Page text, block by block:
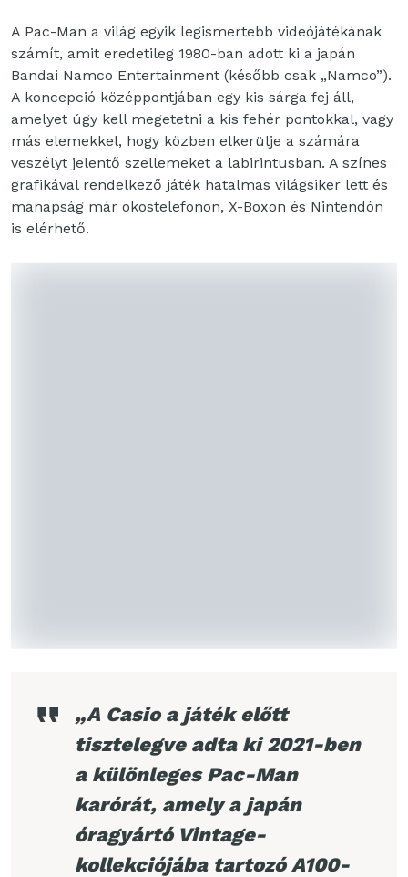
A Pac-Man a világ egyik legismertebb videójátékának
számít, amit eredetileg 1980-ban adott ki a japán
Bandai Namco Entertainment (később csak „Namco”).
A koncepció középpontjában egy kis sárga fej áll,
amelyet úgy kell megetetni a kis fehér pontokkal, vagy
más elemekkel, hogy közben elkerülje a számára
veszélyt jelentő szellemeket a labirintusban. A színes
grafikával rendelkező játék hatalmas világsiker lett és
manapság már okostelefonon, X-Boxon és Nintendón
is elérhető.
„A Casio a játék előtt
tisztelegve adta ki 2021-ben
a különleges Pac-Man
karórát, amely a japán
óragyártó Vintage-
kollekciójába tartozó A100-